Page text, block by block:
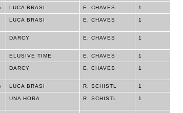
LUCA BRASI E. CHAVES 1
LUCA BRASI E. CHAVES 1
DARCY E. CHAVES 1
ELUSIVE TIME E. CHAVES 1
DARCY E. CHAVES 1
LUCA BRASI R. SCHISTL 1
UNA HORA R. SCHISTL 1